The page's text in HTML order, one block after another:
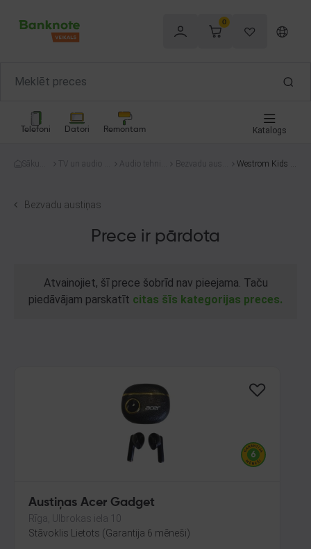
0
Telefoni Datori Remontam Katalogs
Sākum
TV un audio te
Audio tehnik
Bezvadu austi
Westrom Kids E
Bezvadu austiņas
Prece ir pārdota
Atvainojiet, šī prece šobrīd nav pieejama. Taču
piedāvājam parskatīt citas šīs kategorijas preces.
Austiņas Acer Gadget
Rīga, Ulbrokas iela 10
Stāvoklis Lietots (Garantija 6 mēneši)